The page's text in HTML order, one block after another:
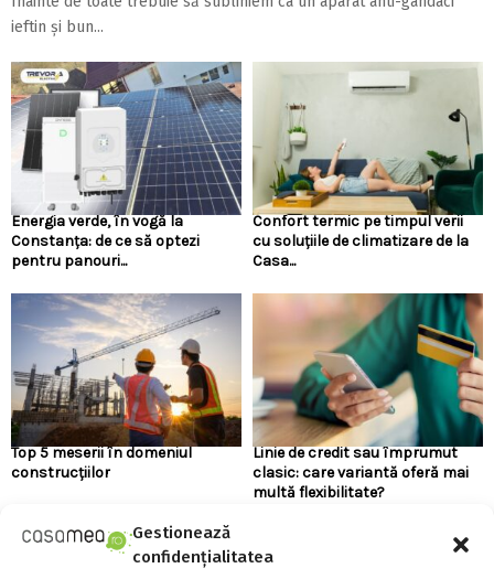
Gestionează
confidențialitatea
ieftin și bun...
Energia verde, în vogă la
Constanța: de ce să optezi
pentru panouri...
Confort termic pe timpul verii
cu soluțiile de climatizare de la
Casa...
Top 5 meserii în domeniul
construcțiilor
Linie de credit sau împrumut
clasic: care variantă oferă mai
multă flexibilitate?
URMARESTE-NE PE FACEBOOK